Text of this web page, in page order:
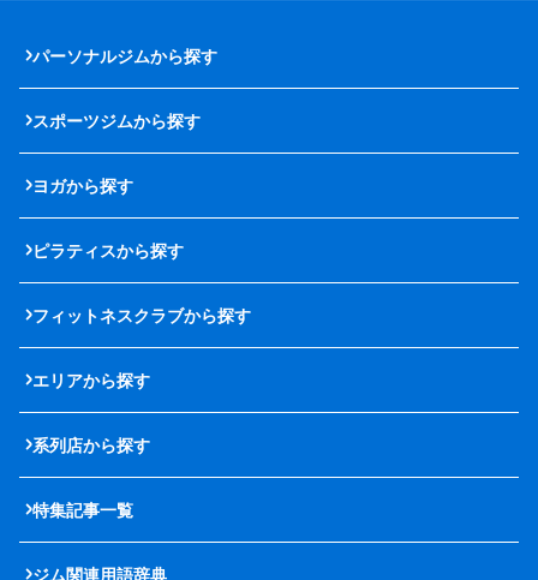
パーソナルジムから探す
スポーツジムから探す
ヨガから探す
ピラティスから探す
フィットネスクラブから探す
エリアから探す
系列店から探す
特集記事一覧
ジム関連用語辞典